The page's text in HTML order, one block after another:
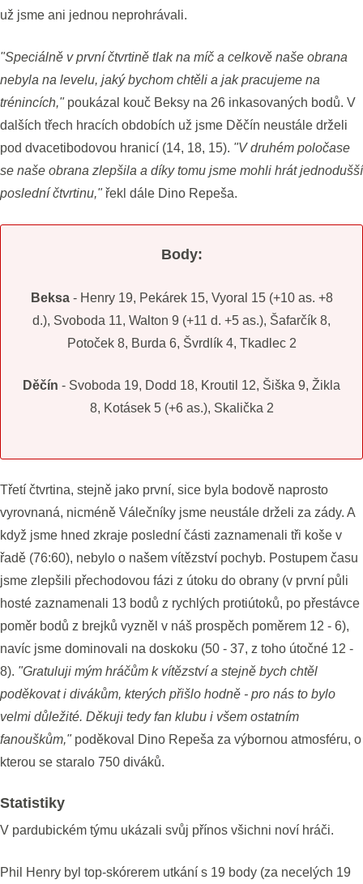
už jsme ani jednou neprohrávali.
"Speciálně v první čtvrtině tlak na míč a celkově naše obrana
nebyla na levelu, jaký bychom chtěli a jak pracujeme na
trénincích," poukázal kouč Beksy na 26 inkasovaných bodů. V
dalších třech hracích obdobích už jsme Děčín neustále drželi
pod dvacetibodovou hranicí (14, 18, 15). "V druhém poločase
se naše obrana zlepšila a díky tomu jsme mohli hrát jednodušší
poslední čtvrtinu," řekl dále Dino Repeša.
Body:
Beksa- Henry 19, Pekárek 15, Vyoral 15 (+10 as. +8
d.), Svoboda 11, Walton 9 (+11 d. +5 as.), Šafarčík 8,
Potoček 8, Burda 6, Švrdlík 4, Tkadlec 2
Děčín - Svoboda 19, Dodd 18, Kroutil 12, Šiška 9, Žikla
8, Kotásek 5 (+6 as.), Skalička 2
Třetí čtvrtina, stejně jako první, sice byla bodově naprosto
vyrovnaná, nicméně Válečníky jsme neustále drželi za zády. A
když jsme hned zkraje poslední části zaznamenali tři koše v
řadě (76:60), nebylo o našem vítězství pochyb. Postupem času
jsme zlepšili přechodovou fázi z útoku do obrany (v první půli
hosté zaznamenali 13 bodů z rychlých protiútoků, po přestávce
poměr bodů z brejků vyzněl v náš prospěch poměrem 12 - 6),
navíc jsme dominovali na doskoku (50 - 37, z toho útočné 12 -
8). "Gratuluji mým hráčům k vítězství a stejně bych chtěl
poděkovat i divákům, kterých přišlo hodně - pro nás to bylo
velmi důležité. Děkuji tedy fan klubu i všem ostatním
fanouškům,"poděkoval Dino Repeša za výbornou atmosféru, o
kterou se staralo 750 diváků.
Statistiky
V pardubickém týmu ukázali svůj přínos všichni noví hráči.
Phil Henry byl top-skórerem utkání s 19 body (za necelých 19